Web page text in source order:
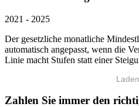
2021 - 2025
Der gesetzliche monatliche
automatisch angepasst, wenn die
Linie macht Stufen statt einer
Zahlen Sie immer den